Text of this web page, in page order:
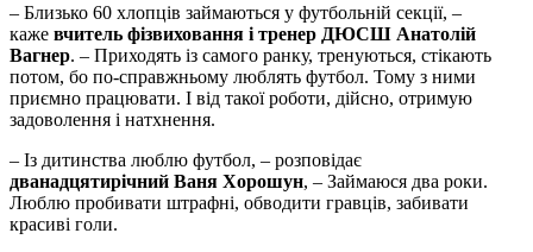
– Близько 60 хлопців займаються у футбольній секції, –
каже вчитель фізвиховання і тренер ДЮСШ Анатолій
Вагнер. – Приходять із самого ранку, тренуються, стікають
потом, бо по-справжньому люблять футбол. Тому з ними
приємно працювати. І від такої роботи, дійсно, отримую
задоволення і натхнення.
– Із дитинства люблю футбол, – розповідає
дванадцятирічний Ваня Хорошун, – Займаюся два роки.
Люблю пробивати штрафні, обводити гравців, забивати
красиві голи.